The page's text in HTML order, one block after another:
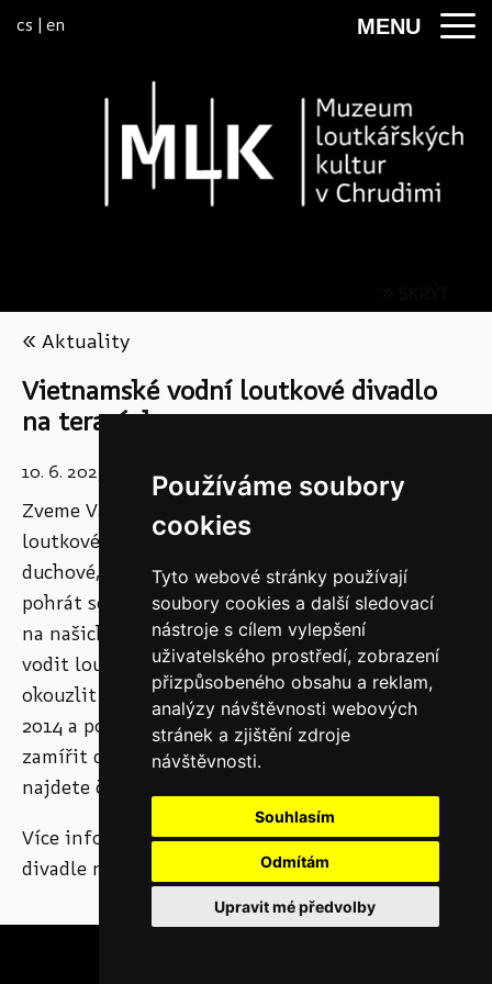
Používáme soubory
cookies
Tyto webové stránky používají
soubory cookies a další sledovací
nástroje s cílem vylepšení
uživatelského prostředí, zobrazení
přizpůsobeného obsahu a reklam,
analýzy návštěvnosti webových
stránek a zjištění zdroje
návštěvnosti.
Souhlasím
Odmítám
Upravit mé předvolby
MENU
cs | en
« Aktuality
Vietnamské vodní loutkové divadlo
na terasách muzea
10. 6. 2025 28. 9. 2025
Zveme Vás do světa vietnamského vodního
loutkového divadla – tam, kde hrají draci, rybáři i
duchové, a jevištěm je samotná voda. Přijďte si
pohrát se zmenšeným modelem vodního jeviště
na našich terasách a vyzkoušejte si, jaké to je
vodit loutky jako pravý loutkář. Nechte se
okouzlit originálními fotografiemi z výstavy roku
2014 a pokud vás svět na vodě zaujme, můžete
zamířit do 4. patra stálé expozice MLK, kde
najdete čtyři z nejstarší vodní loutek na světě.
Více info o Vietnamském vodním loutkovém
divadle najdete